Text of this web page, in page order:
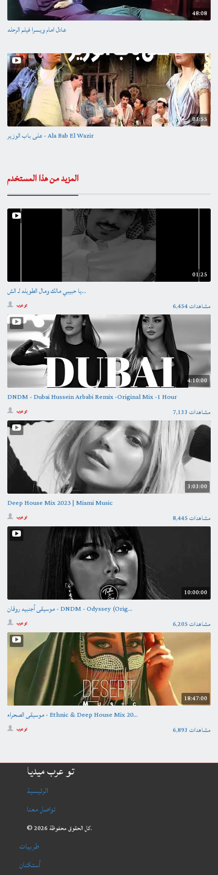
48:08
عادل امام ويسرا فيلم الرحله
03:55
على باب الوزير - Ala Bab El Wazir
المزيد من هذا المستخدم
01:25
يا حبيبي مالك ومال الطويله لـ الش...
تو عرب 6,454 مشاهدات
4:10:00
DNDM - Dubai Hussein Arbabi Remix -Original Mix -1 Hour
تو عرب 7,133 مشاهدات
3:03:00
Deep House Mix 2023 | Miami Music
تو عرب 8,445 مشاهدات
10:00:00
موسيقى أجنبيه روقان - DNDM - Odyssey (Orig...
تو عرب 6,205 مشاهدات
18:47:00
موسيقى الصحراء - Ethnic & Deep House Mix 20...
تو عرب 6,893 مشاهدات
تو عرب ميديا
الرئيسية
تواصل معنا
© 2026 كل الحقوق محفوظة.
طربيات
أستكنان